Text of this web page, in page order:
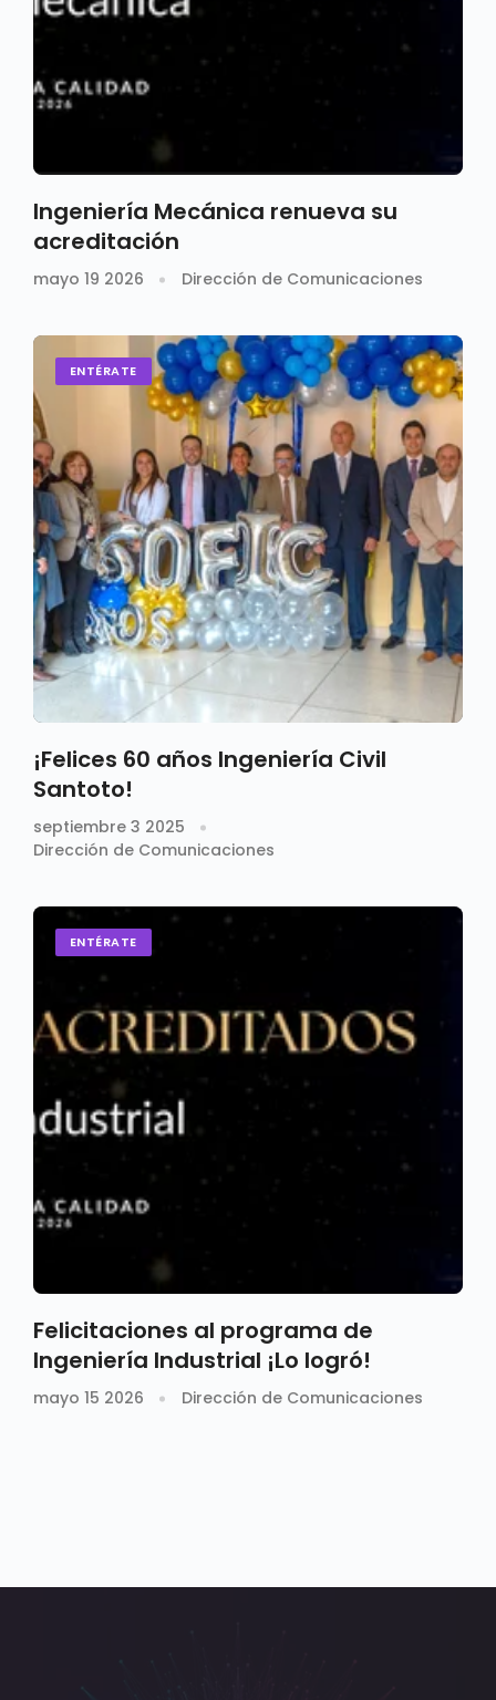
Ingeniería Mecánica renueva su
acreditación
mayo 19 2026 Dirección de Comunicaciones
ENTÉRATE
¡Felices 60 años Ingeniería Civil
Santoto!
septiembre 3 2025
Dirección de Comunicaciones
ENTÉRATE
Felicitaciones al programa de
Ingeniería Industrial ¡Lo logró!
mayo 15 2026 Dirección de Comunicaciones